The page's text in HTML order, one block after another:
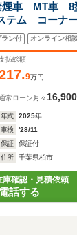
煙車 MT車 8
テム コーナ
純正16イ
警報
ラン付 オンライン相
払総額
9万円
常ローン 月々 16,900
年式 2025年
車検
'28/11
保証
保証付
住所
千葉県柏市
庫確認・見積依頼
電話する